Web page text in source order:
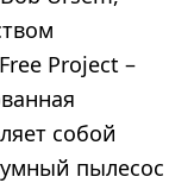
Project –
собой
пылесос